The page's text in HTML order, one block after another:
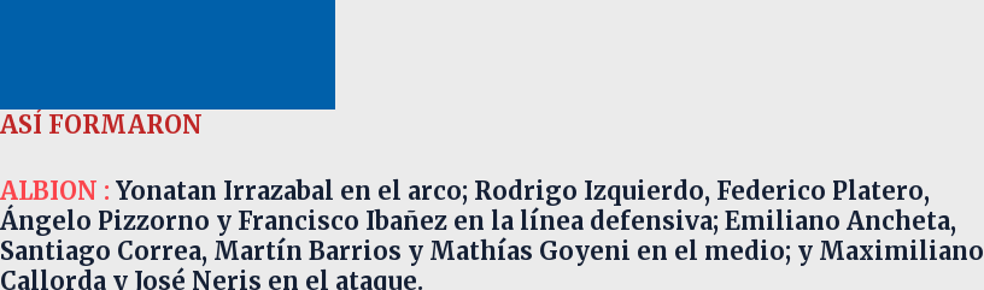
ASÍ FORMARON
ALBION : Yonatan Irrazabal en el arco; Rodrigo Izquierdo, Federico Platero,
Ángelo Pizzorno y Francisco Ibañez en la línea defensiva; Emiliano Ancheta,
Santiago Correa, Martín Barrios y Mathías Goyeni en el medio; y Maximiliano
Callorda y José Neris en el ataque.